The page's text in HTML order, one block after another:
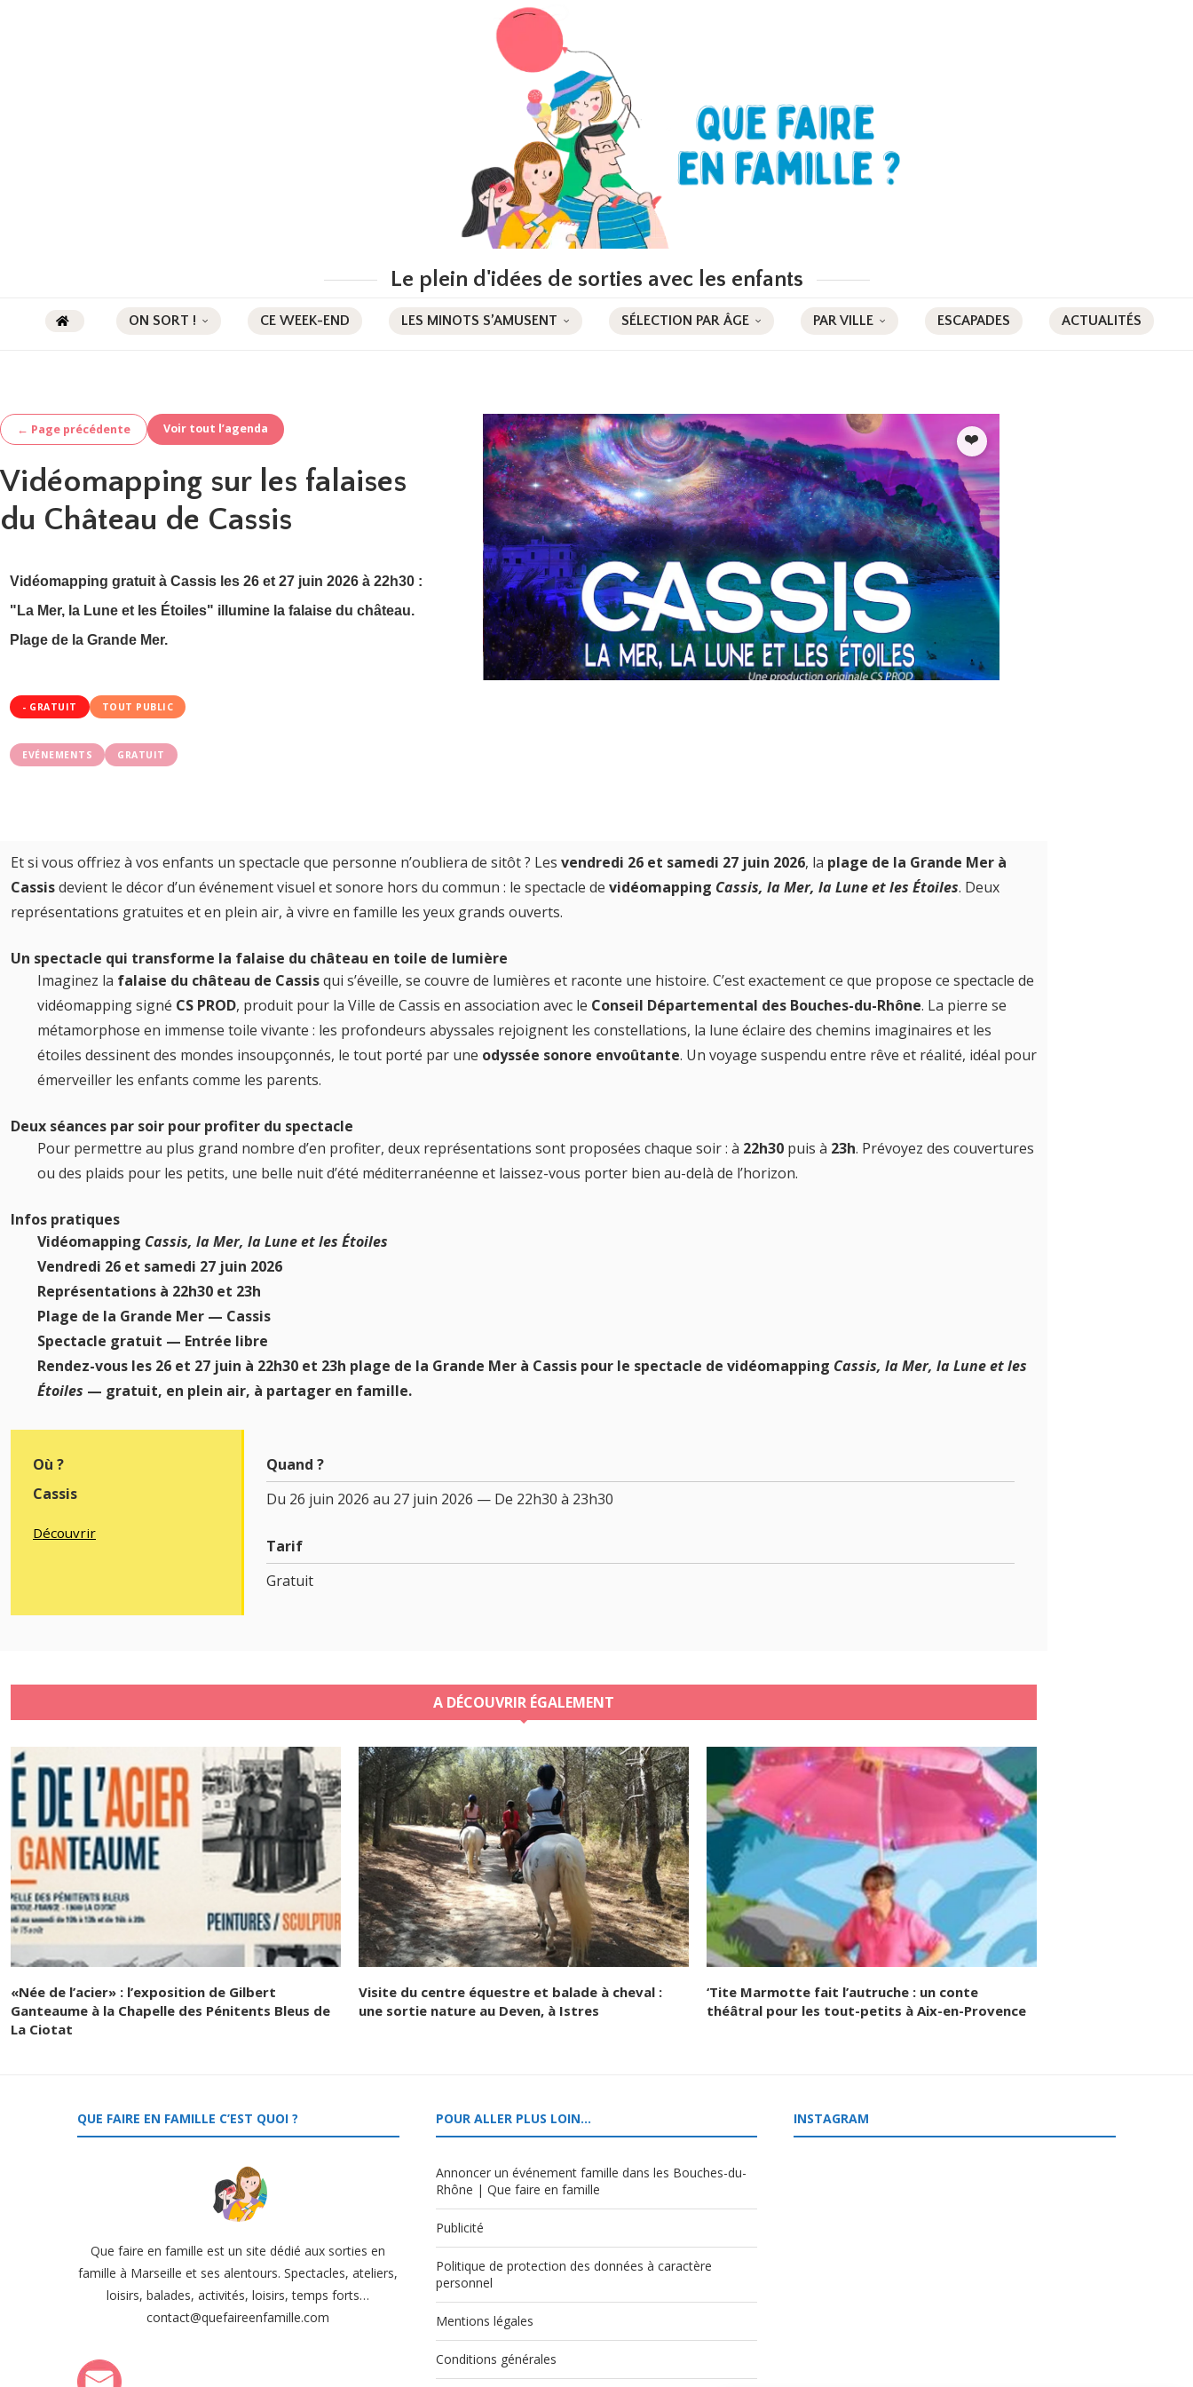
Le plein d'idées de sorties avec les enfants
ON SORT ! CE WEEK-END LES MINOTS S’AMUSENT SÉLECTION PAR ÂGE PAR VILLE ESCAPADES ACTUALITÉS
← Page précédente Voir tout l’agenda
Vidéomapping sur les falaises
du Château de Cassis
Vidéomapping gratuit à Cassis les 26 et 27 juin 2026 à 22h30 :
"La Mer, la Lune et les Étoiles" illumine la falaise du château.
Plage de la Grande Mer.
- GRATUIT TOUT PUBLIC
EVÉNEMENTS GRATUIT
Et si vous offriez à vos enfants un spectacle que personne n’oubliera de sitôt ? Les vendredi 26 et samedi 27 juin 2026, la plage de la Grande Mer à
Cassisdevient le décor d’un événement visuel et sonore hors du commun : le spectacle de vidéomapping Cassis, la Mer, la Lune et les Étoiles. Deux
représentations gratuites et en plein air, à vivre en famille les yeux grands ouverts.
Un spectacle qui transforme la falaise du château en toile de lumière
Imaginez la falaise du château de Cassisqui s’éveille, se couvre de lumières et raconte une histoire. C’est exactement ce que propose ce spectacle de
vidéomapping signé CS PROD, produit pour la Ville de Cassis en association avec le Conseil Départemental des Bouches-du-Rhône. La pierre se
métamorphose en immense toile vivante : les profondeurs abyssales rejoignent les constellations, la lune éclaire des chemins imaginaires et les
étoiles dessinent des mondes insoupçonnés, le tout porté par une odyssée sonore envoûtante. Un voyage suspendu entre rêve et réalité, idéal pour
émerveiller les enfants comme les parents.
Deux séances par soir pour profiter du spectacle
Pour permettre au plus grand nombre d’en profiter, deux représentations sont proposées chaque soir : à 22h30 puis à 23h. Prévoyez des couvertures
ou des plaids pour les petits, une belle nuit d’été méditerranéenne et laissez-vous porter bien au-delà de l’horizon.
Infos pratiques
Vidéomapping Cassis, la Mer, la Lune et les Étoiles
Vendredi 26 et samedi 27 juin 2026
Représentations à 22h30 et 23h
Plage de la Grande Mer — Cassis
Spectacle gratuit — Entrée libre
Rendez-vous les 26 et 27 juin à 22h30 et 23h plage de la Grande Mer à Cassis pour le spectacle de vidéomapping Cassis, la Mer, la Lune et les
Étoiles — gratuit, en plein air, à partager en famille.
Où ?
Cassis
Découvrir
Quand ?
Du 26 juin 2026 au 27 juin 2026 — De 22h30 à 23h30
Tarif
Gratuit
A DÉCOUVRIR ÉGALEMENT
«Née de l’acier» : l’exposition de Gilbert
Ganteaume à la Chapelle des Pénitents Bleus de
La Ciotat
Visite du centre équestre et balade à cheval :
une sortie nature au Deven, à Istres
‘Tite Marmotte fait l’autruche : un conte
théâtral pour les tout-petits à Aix-en-Provence
QUE FAIRE EN FAMILLE C’EST QUOI ?
Que faire en famille est un site dédié aux sorties en
famille à Marseille et ses alentours. Spectacles, ateliers,
loisirs, balades, activités, loisirs, temps forts…
contact@quefaireenfamille.com
POUR ALLER PLUS LOIN…
Annoncer un événement famille dans les Bouches-du-
Rhône | Que faire en famille
Publicité
Politique de protection des données à caractère
personnel
Mentions légales
Conditions générales
INSTAGRAM